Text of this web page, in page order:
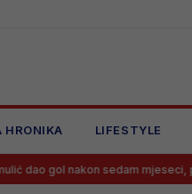
HRONIKA LIFESTYLE
sedam mjeseci, pa najavio bolje